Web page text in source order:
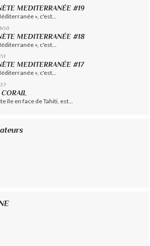
MEDITERRANÉE #19
», c'est...
MEDITERRANÉE #18
», c'est...
MEDITERRANÉE #17
», c'est...
île en face de Tahiti, est...